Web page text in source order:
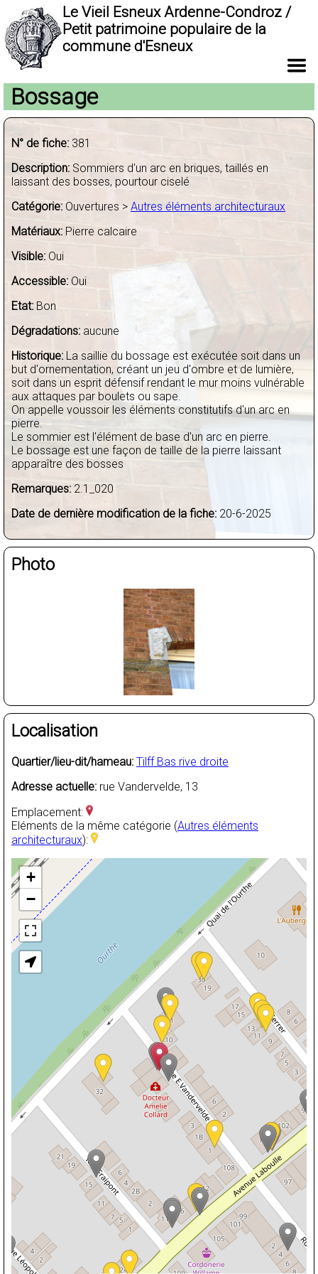
Le Vieil Esneux Ardenne-Condroz /
Petit patrimoine populaire de la
commune d'Esneux
Bossage
N° de fiche: 381
Description: Sommiers d'un arc en briques, taillés en
laissant des bosses, pourtour ciselé
Catégorie: Ouvertures > Autres éléments architecturaux
Matériaux: Pierre calcaire
Visible: Oui
Accessible: Oui
Etat: Bon
Dégradations: aucune
Historique: La saillie du bossage est exécutée soit dans un
but d'ornementation, créant un jeu d'ombre et de lumière,
soit dans un esprit défensif rendant le mur moins vulnérable
aux attaques par boulets ou sape.
On appelle voussoir les éléments constitutifs d'un arc en
pierre.
Le sommier est l'élément de base d'un arc en pierre.
Le bossage est une façon de taille de la pierre laissant
apparaître des bosses
Remarques: 2.1_020
Date de dernière modification de la fiche: 20-6-2025
Photo
Localisation
Quartier/lieu-dit/hameau: Tilff Bas rive droite
Adresse actuelle: rue Vandervelde, 13
Emplacement:
Eléments de la même catégorie (Autres éléments
architecturaux):
+
−